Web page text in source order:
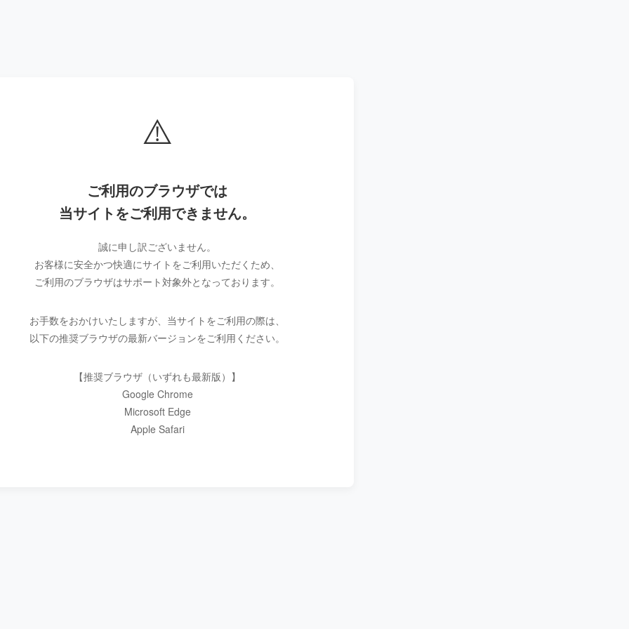
⚠️
ご利用のブラウザでは
当サイトをご利用できません。
誠に申し訳ございません。
お客様に安全かつ快適にサイトをご利用いただくため、
ご利用のブラウザはサポート対象外となっております。
お手数をおかけいたしますが、当サイトをご利用の際は、
以下の推奨ブラウザの最新バージョンをご利用ください。
【推奨ブラウザ（いずれも最新版）】
Google Chrome
Microsoft Edge
Apple Safari